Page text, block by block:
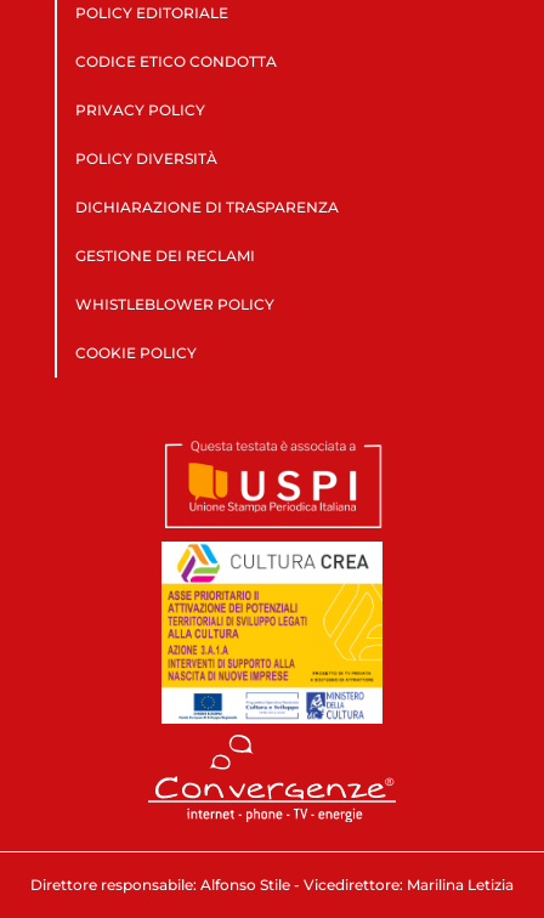
POLICY EDITORIALE
CODICE ETICO CONDOTTA
PRIVACY POLICY
POLICY DIVERSITÀ
DICHIARAZIONE DI TRASPARENZA
GESTIONE DEI RECLAMI
WHISTLEBLOWER POLICY
COOKIE POLICY
Direttore responsabile: Alfonso Stile - Vicedirettore: Marilina Letizia